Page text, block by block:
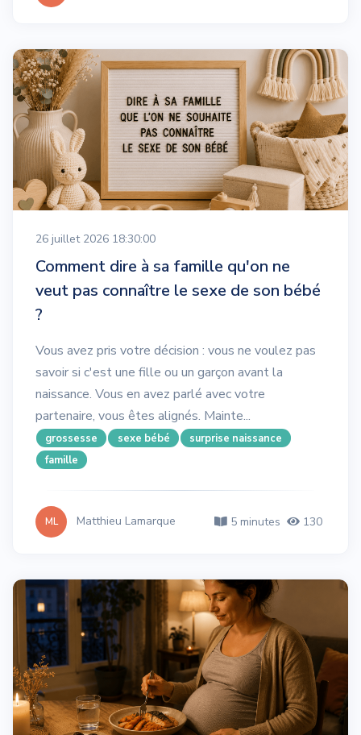
26 juillet 2026 18:30:00
Comment dire à sa famille qu'on ne
veut pas connaître le sexe de son bébé
?
Vous avez pris votre décision : vous ne voulez pas
savoir si c'est une fille ou un garçon avant la
naissance. Vous en avez parlé avec votre
partenaire, vous êtes alignés. Mainte...
grossesse sexe bébé
surprise naissance
famille
ML Matthieu Lamarque 5 minutes 130